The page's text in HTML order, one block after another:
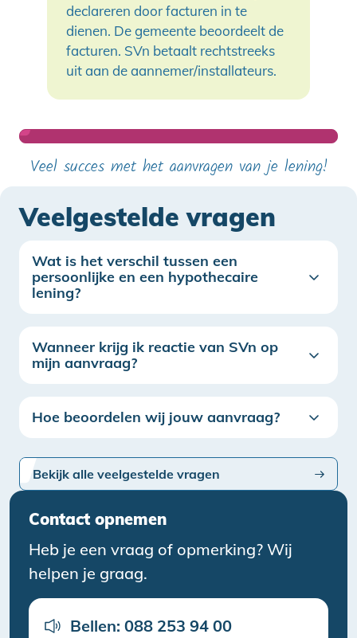
declareren door facturen in te
dienen. De gemeente beoordeelt de
facturen. SVn betaalt rechtstreeks
uit aan de aannemer/installateurs.
Veel succes met het aanvragen van je lening!
Veelgestelde vragen
Wat is het verschil tussen een
persoonlijke en een hypothecaire
lening?
Wanneer krijg ik reactie van SVn op
mijn aanvraag?
Hoe beoordelen wij jouw aanvraag?
Bekijk alle veelgestelde vragen
Contact opnemen
Heb je een vraag of opmerking? Wij
helpen je graag.
Bellen: 088 253 94 00